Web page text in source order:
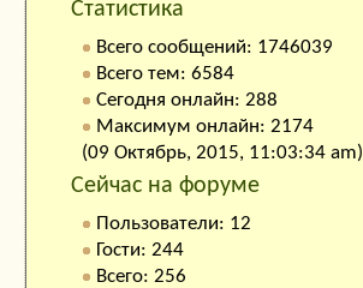
Статистика
Всего сообщений: 1746039
Всего тем: 6584
Сегодня онлайн: 288
Максимум онлайн: 2174
(09 Октябрь, 2015, 11:03:34 am)
Сейчас на форуме
Пользователи: 12
Гости: 244
Всего: 256